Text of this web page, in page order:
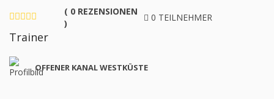
( 0 REZENSIONEN
)
0 TEILNEHMER
Trainer
OFFENER KANAL WESTKÜSTE